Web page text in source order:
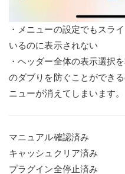
・メニューの設定でもスラ
いるのに表示されない
・ヘッダー全体の表示選択
のダブりを防ぐことができ
ニューが消えてしまいます。
マニュアル確認済み
キャッシュクリア済み
プラグイン全停止済み